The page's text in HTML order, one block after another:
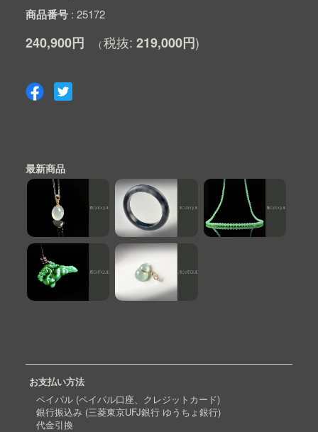
商品番号 25172
240,900円 219,000円
最新商品
お支払い方法
ペイパル (ペイパル口座、クレジットカード)
銀行振込み (三菱東京UFJ銀行 ゆうちょ銀行)
代金引換